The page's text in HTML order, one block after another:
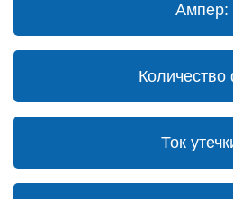
Ампер:
Количество
Ток